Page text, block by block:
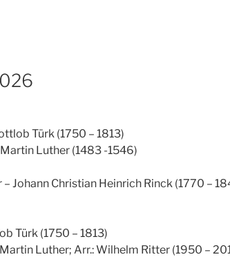
Türk (1750 – 1813)
Martin Luther (1483 -1546)
– Johann Christian Heinrich Rinck (1770 –
Türk (1750 – 1813)
Martin Luther; Arr.: Wilhelm Ritter (1950 –